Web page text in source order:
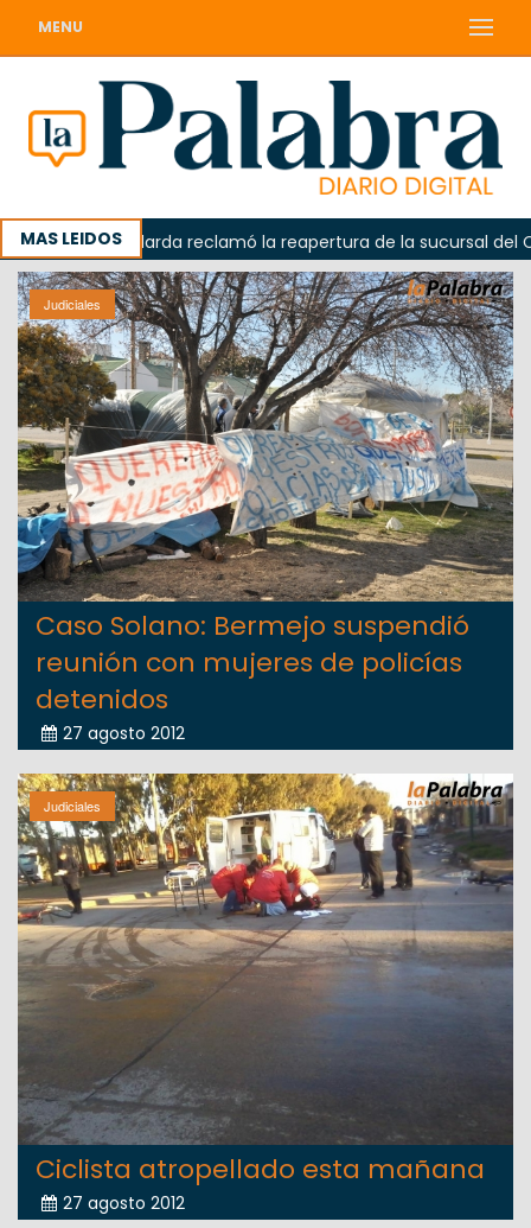
MENU
MAS LEIDOS
Odarda reclamó la reapertura de la sucursal del Correo
Judiciales
Caso Solano: Bermejo suspendió
reunión con mujeres de policías
detenidos
27 agosto 2012
Judiciales
Ciclista atropellado esta mañana
27 agosto 2012